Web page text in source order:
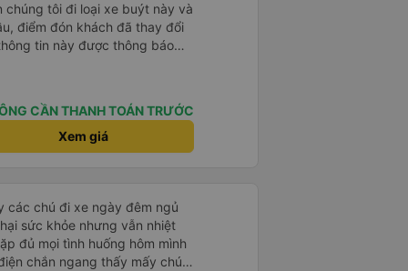
chúng tôi đi loại xe buýt này và
điểm đón khách đã thay đổi
tin này được thông báo
địa điểm lúc 9 giờ nhưng xe
này rất đáng trân trọng.
đến muộn 10-15 phút. Khi xe
giúp đỡ chúng tôi và nhân
đã xác nhận qua email. Xe
Cuối chuyến đi, tài xế đã
đón miễn phí đến khách
dụng dịch vụ này.
CẦN THANH TOÁN TRƯỚC
Xem giá
các chú đi xe ngày đêm ngủ
sức khỏe nhưng vẫn nhiệt
đủ mọi tình huống hôm mình
chắn ngang thấy mấy chú